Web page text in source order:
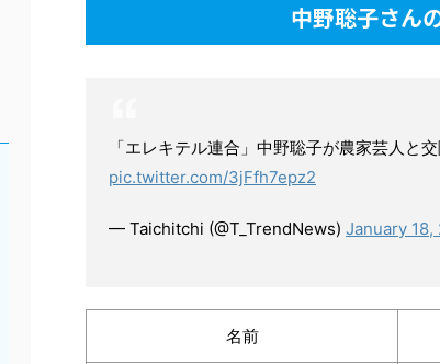
中野聡子さん
「エレキテル連合」中野聡子が農家芸人と
pic.twitter.com/3jFfh7epz2
— Taichitchi (@T_TrendNews) January 18,
名前